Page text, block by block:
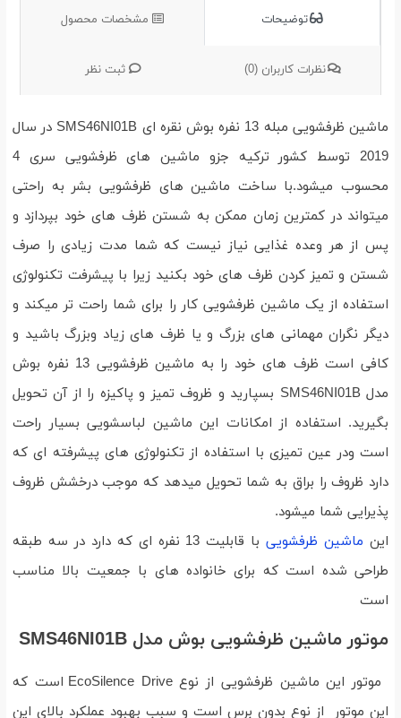
توضیحات مشخصات محصول
نظرات کاربران (0) ثبت نظر
ماشین ظرفشویی مبله 13 نفره بوش نقره ای SMS46NI01B در سال
2019 توسط کشور ترکیه جزو ماشین های ظرفشویی سری 4
محسوب میشود.با ساخت ماشین های ظرفشویی بشر به راحتی
میتواند در کمترین زمان ممکن به شستن ظرف های خود بپردازد و
پس از هر وعده غذایی نیاز نیست که شما مدت زیادی را صرف
شستن و تمیز کردن ظرف های خود بکنید زیرا با پیشرفت تکنولوژی
استفاده از یک ماشین ظرفشویی کار را برای شما راحت تر میکند و
دیگر نگران مهمانی های بزرگ و یا ظرف های زیاد وبزرگ باشید و
کافی است ظرف های خود را به ماشین ظرفشویی 13 نفره بوش
مدل SMS46NI01B بسپارید و ظروف تمیز و پاکیزه را از آن تحویل
بگیرید. استفاده از امکانات این ماشین لباسشویی بسیار راحت
است ودر عین تمیزی با استفاده از تکنولوژی های پیشرفته ای که
دارد ظروف را براق به شما تحویل میدهد که موجب درخشش ظروف
پذیرایی شما میشود.
این ماشین ظرفشویی
با قابلیت 13 نفره ای که دارد در سه طبقه
طراحی شده است که برای خانواده های با جمعیت بالا مناسب
است
موتور ماشین ظرفشویی بوش مدل SMS46NI01B
موتور این ماشین ظرفشویی از نوع EcoSilence Drive است که
این موتور از نوع بدون برس است و سبب بهبود عملکرد بالای این